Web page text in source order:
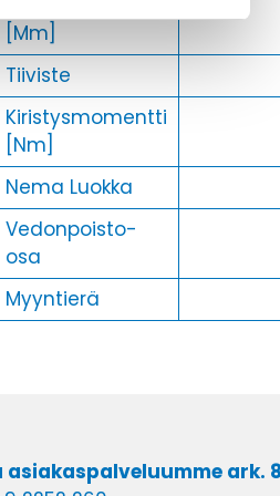
[Mm]
Tiiviste
Kiristysmomentti
[Nm]
Nema Luokka
Vedonpoisto-
osa
Myyntierä
asiakaspalveluumme ark.